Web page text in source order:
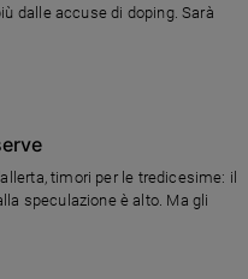
dalle accuse di doping. Sarà
timori per le tredicesime: il
speculazione è alto. Ma gli